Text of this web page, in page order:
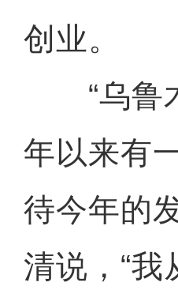
创业。
“乌鲁木
年以来有
待今年的
清说，“